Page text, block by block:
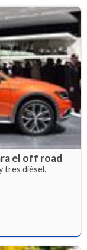
el off road
tres diésel.